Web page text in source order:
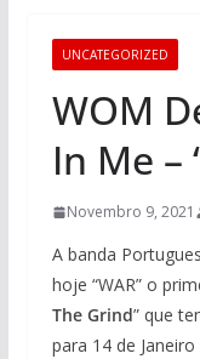
UNCATEGORIZED
WOM
In Me –
Novembro 9, 2021
A banda
hoje “WAR” o
The Grind” que
para 14 de